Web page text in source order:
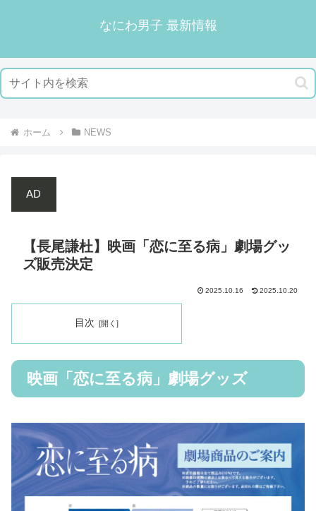
なにわ男子 最新情報
ホーム NEWS
AD
【長尾謙杜】映画「恋に至る病」劇場グッ
ズ販売決定
2025.10.16 2025.10.20
目次
映画「恋に至る病」劇場グッズ